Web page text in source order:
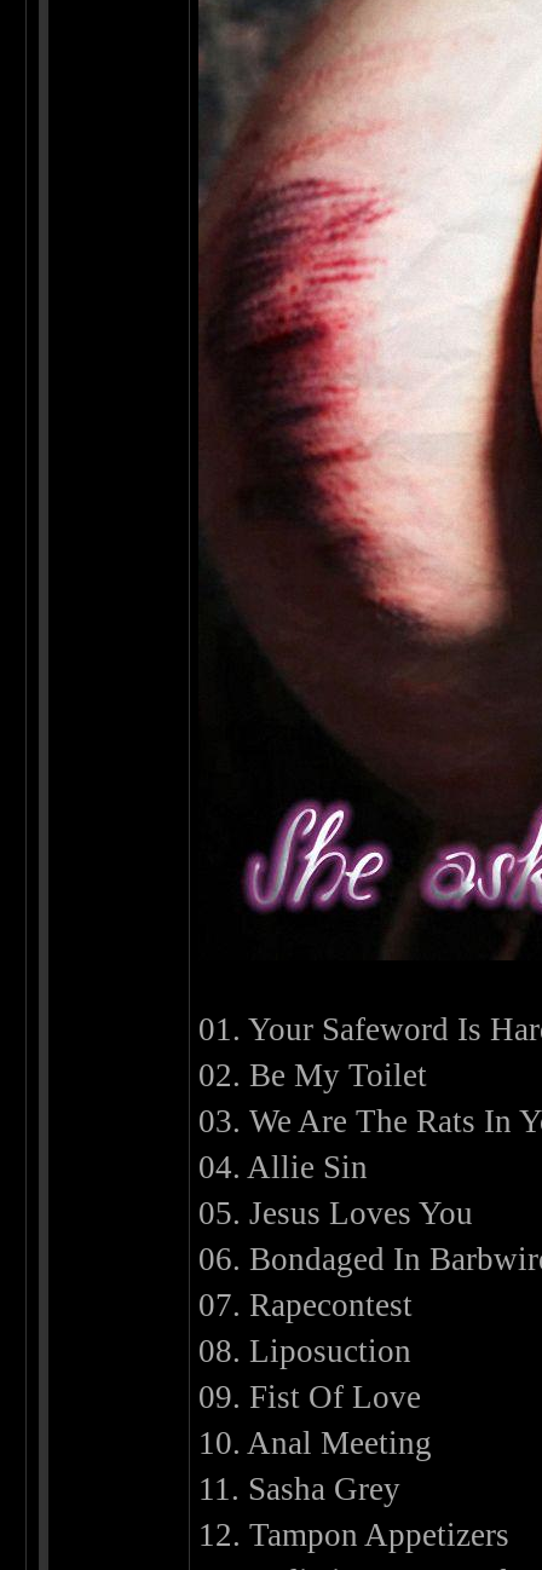
01. Your Safeword Is
02. Be My Toilet
03. We Are The Rats In
04. Allie Sin
05. Jesus Loves You
06. Bondaged In
07. Rapecontest
08. Liposuction
09. Fist Of Love
10. Anal Meeting
11. Sasha Grey
12. Tampon Appetizers